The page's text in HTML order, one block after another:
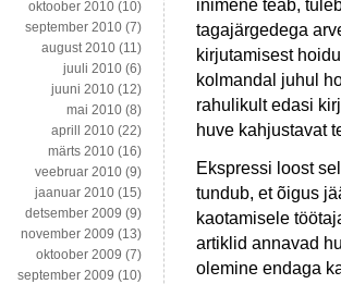
inimene teab,
tagajärgedega
kirjutamisest
kolmandal juhul
rahulikult edasi
huve kahjustavat
Ekspressi loost
tundub, et õigus
kaotamisele
artiklid annavad
olemine endaga
oktoober 2010 (10)
september 2010 (7)
august 2010 (11)
juuli 2010 (6)
juuni 2010 (12)
mai 2010 (8)
aprill 2010 (22)
märts 2010 (16)
veebruar 2010 (9)
jaanuar 2010 (15)
detsember 2009 (9)
november 2009 (13)
oktoober 2009 (7)
september 2009 (10)